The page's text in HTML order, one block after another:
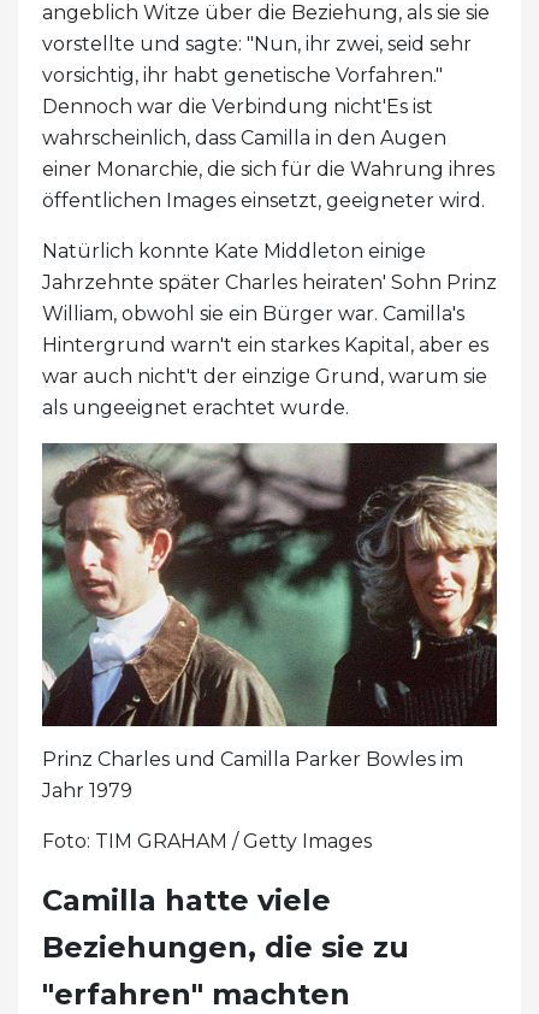
angeblich Witze über die Beziehung, als sie sie
vorstellte und sagte: "Nun, ihr zwei, seid sehr
vorsichtig, ihr habt genetische Vorfahren."
Dennoch war die Verbindung nicht'Es ist
wahrscheinlich, dass Camilla in den Augen
einer Monarchie, die sich für die Wahrung ihres
öffentlichen Images einsetzt, geeigneter wird.
Natürlich konnte Kate Middleton einige
Jahrzehnte später Charles heiraten' Sohn Prinz
William, obwohl sie ein Bürger war. Camilla's
Hintergrund warn't ein starkes Kapital, aber es
war auch nicht't der einzige Grund, warum sie
als ungeeignet erachtet wurde.
Prinz Charles und Camilla Parker Bowles im
Jahr 1979
Foto: TIM GRAHAM / Getty Images
Camilla hatte viele
Beziehungen, die sie zu
"erfahren" machten